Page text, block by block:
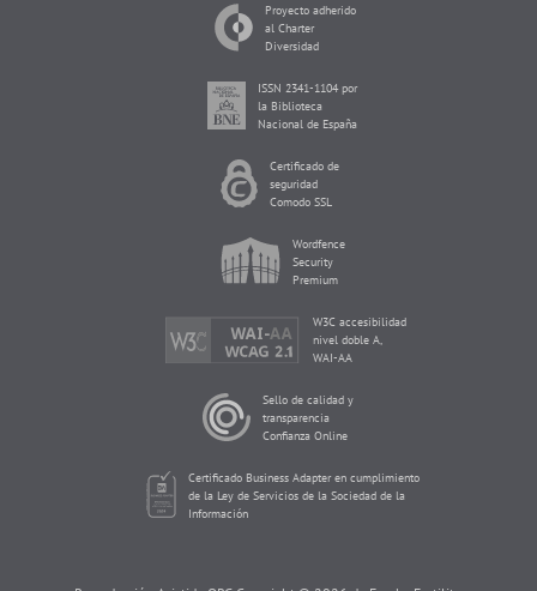
Proyecto adherido
al Charter
Diversidad
ISSN 2341-1104 por
la Biblioteca
Nacional de España
Certificado de
seguridad
Comodo SSL
Wordfence
Security
Premium
W3C accesibilidad
nivel doble A,
WAI-AA
Sello de calidad y
transparencia
Confianza Online
Certificado Business Adapter en cumplimiento
de la Ley de Servicios de la Sociedad de la
Información